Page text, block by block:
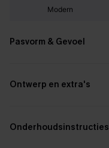
Modern
Pasvorm & Gevoel
Ontwerp en extra's
Onderhoudsinstructies